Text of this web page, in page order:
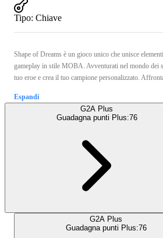
Tipo: Chiave
Shape of Dreams è un gioco unico che unisce
gameplay in stile MOBA. Avventurati nel mondo dei
tuo eroe e crea il tuo campione personalizzato.
Espandi
G2A Plus
Guadagna punti Plus:76
G2A Plus
Guadagna punti Plus:76